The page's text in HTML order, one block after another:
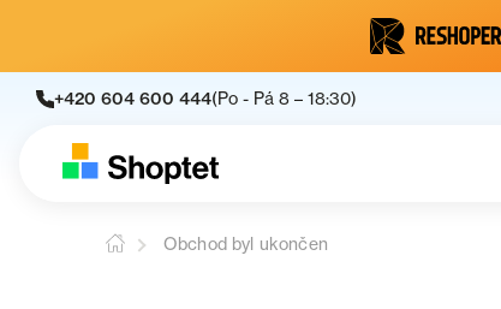
+420 604 600 444(Po - Pá 8 – 18:30)
Obchod byl ukončen